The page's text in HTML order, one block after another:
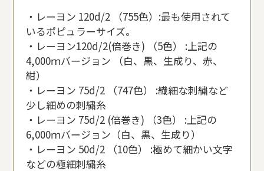
・レーヨン 120d/2 （755色）:最も使用されて
いるポピュラーサイズ。
・レーヨン120d/2(倍巻き) （5色） :上記の
4,000ｍバージョン （白、黒、生成り、赤、
紺）
・レーヨン 75d/2 （747色） :繊細な刺繍など
少し細めの刺繍糸
・レーヨン 75d/2 (倍巻き) （3色） :上記の
6,000ｍバージョン（白、黒、生成り）
・レーヨン 50d/2 （10色） :極めて細かい文字
などの極細刺繍糸